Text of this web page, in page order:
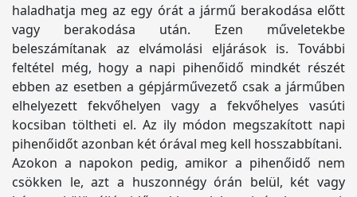
haladhatja meg az egy órát a jármű berakodása előtt
vagy berakodása után. Ezen műveletekbe
beleszámítanak az elvámolási eljárások is. További
feltétel még, hogy a napi pihenőidő mindkét részét
ebben az esetben a gépjárművezető csak a járműben
elhelyezett fekvőhelyen vagy a fekvőhelyes vasúti
kocsiban töltheti el. Az ily módon megszakított napi
pihenőidőt azonban két órával meg kell hosszabbítani.
Azokon a napokon pedig, amikor a pihenőidő nem
csökken le, azt a huszonnégy órán belül, két vagy